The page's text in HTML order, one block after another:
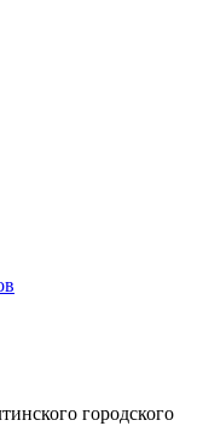
городского